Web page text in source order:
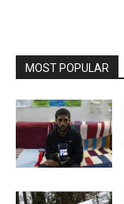
MOST POPULAR